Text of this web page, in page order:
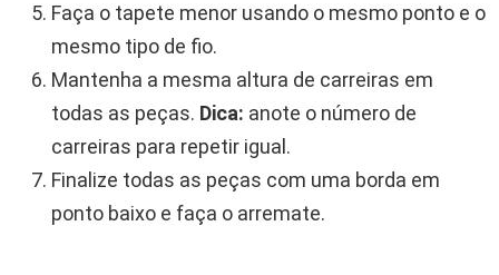
Faça o tapete menor usando o mesmo ponto e o
mesmo tipo de fio.
Mantenha a mesma altura de carreiras em
todas as peças. Dica: anote o número de
carreiras para repetir igual.
Finalize todas as peças com uma borda em
ponto baixo e faça o arremate.